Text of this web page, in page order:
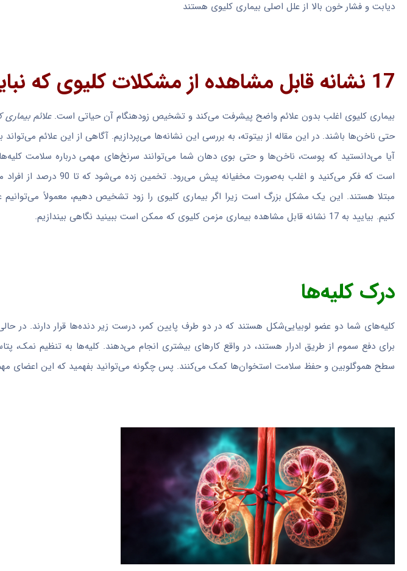
دیابت و فشار خون بالا از علل اصلی بیماری کلیوی هستند
17 نشانه قابل مشاهده از مشکلات کلیوی که نباید نادیده بگیرید
بیماری کلیوی اغلب بدون علائم واضح پیشرفت می‌کند و تشخیص زودهنگام آن حیاتی است.علائم بیماری
حتی ناخن‌ها باشند. در این مقاله از بیتوته، به بررسی این نشانه‌ها می‌پردازیم. آگاهی از این علائم
آیا می‌دانستید که پوست، ناخن‌ها و حتی بوی دهان شما می‌توانند سرنخ‌های مهمی درباره سلامت
است که فکر می‌کنید و اغلب
مبتلا هستند. این یک مشکل بزرگ است زیرا اگر بیماری کلیوی را زود تشخیص دهیم، معمولاً
کنیم. بیایید به 17 نشانه قابل مشاهده بیماری مزمن کلیوی که ممکن است ببینید نگاهی بیندازیم.
درک کلیه‌ها
کلیه‌های شما دو عضو لوبیایی‌شکل هستند که در دو طرف پایین کمر، درست زیر دنده‌ها قرار دارند. در
برای دفع سموم از طریق ادرار هستند، در واقع کارهای بیشتری انجام می‌دهند. کلیه‌ها به تنظیم نمک،
سطح هموگلوبین و حفظ سلامت استخوان‌ها کمک می‌کنند. پس چگونه می‌توانید بفهمید که این اعضای